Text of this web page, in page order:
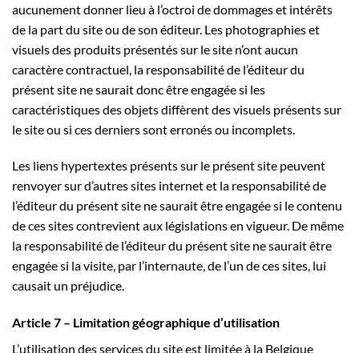
aucunement donner lieu à l’octroi de dommages et intérêts
de la part du site ou de son éditeur. Les photographies et
visuels des produits présentés sur le site n’ont aucun
caractère contractuel, la responsabilité de l’éditeur du
présent site ne saurait donc être engagée si les
caractéristiques des objets diffèrent des visuels présents sur
le site ou si ces derniers sont erronés ou incomplets.
Les liens hypertextes présents sur le présent site peuvent
renvoyer sur d’autres sites internet et la responsabilité de
l’éditeur du présent site ne saurait être engagée si le contenu
de ces sites contrevient aux législations en vigueur. De même
la responsabilité de l’éditeur du présent site ne saurait être
engagée si la visite, par l’internaute, de l’un de ces sites, lui
causait un préjudice.
Article 7 – Limitation géographique d’utilisation
L’utilisation des services du site est limitée à la Belgique